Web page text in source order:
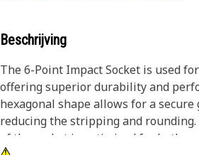
Beschrijving
The 6-Point Impact Socket is used
offering superior durability and
hexagonal shape allows for a
reducing the stripping and
of the socket is optimized for both